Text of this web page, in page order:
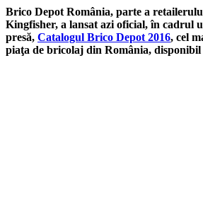
Brico Depot România, parte a
Kingfisher, a lansat azi oficial, în cadrul
presă, Catalogul Brico Depot 2016, cel
piaţa de bricolaj din România, disponibil